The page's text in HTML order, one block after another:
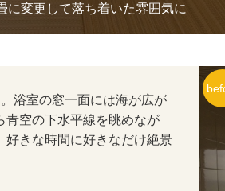
に変更して落ち着いた雰囲気に
浴室の窓一面には海が広が
青空の下水平線を眺めなが
好きな時間に好きなだけ絶景